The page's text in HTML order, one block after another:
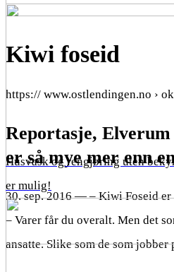
Husvask og rengjøring uten
er mulig!
Kiwi foseid
https:// www.ostlendingen.no ›
Reportasje,
er så mye mer enn
30. sep. 2016 — – Kiwi Foseid er
– Varer får du overalt. Men det
ansatte. Slike som de som